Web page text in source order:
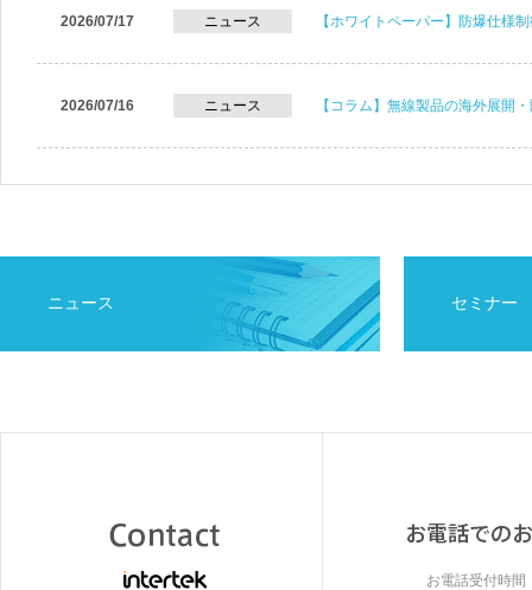
2026/07/17 ニュース 【ホワイトペーパー】防爆仕様
2026/07/16 ニュース 【コラム】無線製品の海外展開
ニュース セミナー
お電話受付時間